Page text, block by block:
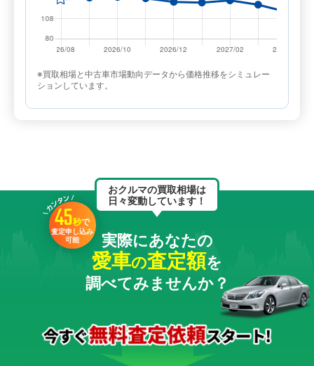
※買取相場と中古車市場動向データから価格推移をシミュレー
ションしています。
おクルマの買取相場は
日々変動しています！
45秒で
査定申し込み
可能
実際にあなたの
愛車の査定額を
調べてみませんか？